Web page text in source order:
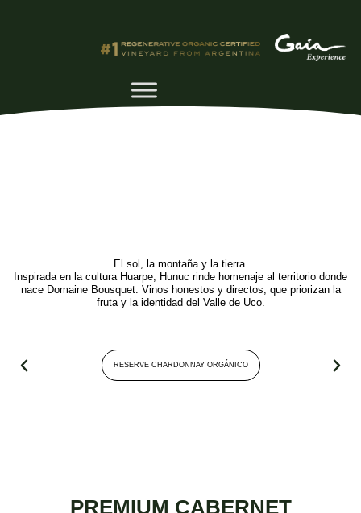
El sol, la montaña y la tierra.
Inspirada en la cultura Huarpe, Hunuc rinde homenaje al territorio donde
nace Domaine Bousquet. Vinos honestos y directos, que priorizan la
fruta y la identidad del Valle de Uco.
RESERVE CHARDONNAY ORGÁNICO
PREMIUM CABERNET